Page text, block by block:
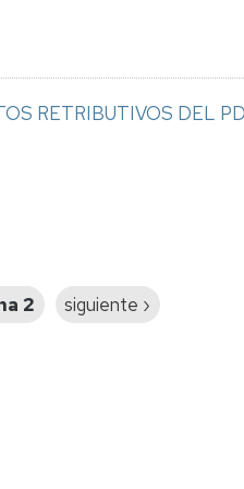
RETRIBUTIVOS DEL
2
Siguiente
siguiente ›